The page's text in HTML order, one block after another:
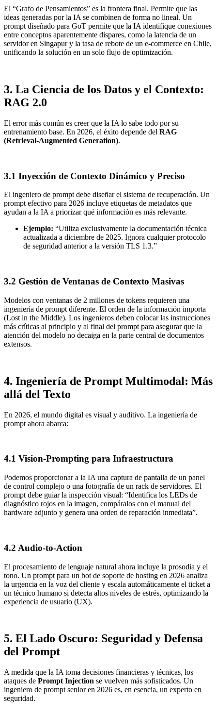
El “Grafo de Pensamientos” es la frontera final. Permite que las
ideas generadas por la IA se combinen de forma no lineal. Un
prompt diseñado para GoT permite que la IA identifique conexiones
entre conceptos aparentemente dispares, como la latencia de un
servidor en Singapur y la tasa de rebote de un e-commerce en Chile,
unificando la solución en un solo flujo de optimización.
3. La Ciencia de los Datos y el Contexto:
RAG 2.0
El error más común es creer que la IA lo sabe todo por su
entrenamiento base. En 2026, el éxito depende del RAG
(Retrieval-Augmented Generation).
3.1 Inyección de Contexto Dinámico y Preciso
El ingeniero de prompt debe diseñar el sistema de recuperación. Un
prompt efectivo para 2026 incluye etiquetas de metadatos que
ayudan a la IA a priorizar qué información es más relevante.
Ejemplo: “Utiliza exclusivamente la documentación técnica
actualizada a diciembre de 2025. Ignora cualquier protocolo
de seguridad anterior a la versión TLS 1.3.”
3.2 Gestión de Ventanas de Contexto Masivas
Modelos con ventanas de 2 millones de tokens requieren una
ingeniería de prompt diferente. El orden de la información importa
(Lost in the Middle). Los ingenieros deben colocar las instrucciones
más críticas al principio y al final del prompt para asegurar que la
atención del modelo no decaiga en la parte central de documentos
extensos.
4. Ingeniería de Prompt Multimodal: Más
allá del Texto
En 2026, el mundo digital es visual y auditivo. La ingeniería de
prompt ahora abarca:
4.1 Vision-Prompting para Infraestructura
Podemos proporcionar a la IA una captura de pantalla de un panel
de control complejo o una fotografía de un rack de servidores. El
prompt debe guiar la inspección visual: “Identifica los LEDs de
diagnóstico rojos en la imagen, compáralos con el manual del
hardware adjunto y genera una orden de reparación inmediata”.
4.2 Audio-to-Action
El procesamiento de lenguaje natural ahora incluye la prosodia y el
tono. Un prompt para un bot de soporte de hosting en 2026 analiza
la urgencia en la voz del cliente y escala automáticamente el ticket a
un técnico humano si detecta altos niveles de estrés, optimizando la
experiencia de usuario (UX).
5. El Lado Oscuro: Seguridad y Defensa
del Prompt
A medida que la IA toma decisiones financieras y técnicas, los
ataques de Prompt Injection se vuelven más sofisticados. Un
ingeniero de prompt senior en 2026 es, en esencia, un experto en
seguridad.